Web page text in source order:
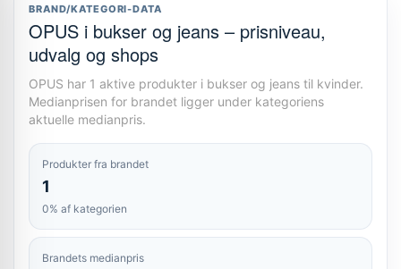
BRAND/KATEGORI-DATA
OPUS i bukser og jeans – prisniveau,
udvalg og shops
OPUS har 1 aktive produkter i bukser og jeans til kvinder.
Medianprisen for brandet ligger under kategoriens
aktuelle medianpris.
Produkter fra brandet
1
0% af kategorien
Brandets medianpris